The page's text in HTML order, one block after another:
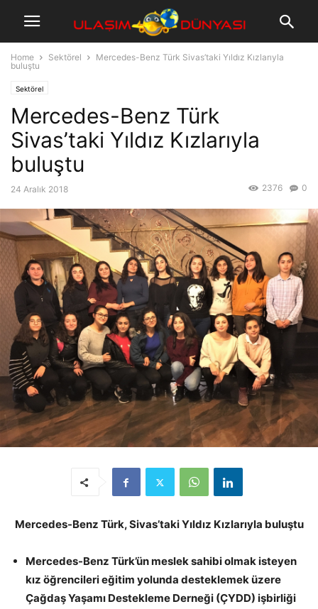
Home Sektörel
Mercedes-Benz Türk Sivas’taki Yıldız Kızlarıyla
buluştu
Sektörel
Mercedes-Benz Türk
Sivas’taki Yıldız Kızlarıyla
buluştu
24 Aralık 2018 0
2376
Mercedes-Benz Türk, Sivas’taki Yıldız Kızlarıyla buluştu
Mercedes-Benz Türk’ün meslek sahibi olmak isteyen
kız öğrencileri eğitim yolunda desteklemek üzere
Çağdaş Yaşamı Destekleme Derneği (ÇYDD) işbirliği